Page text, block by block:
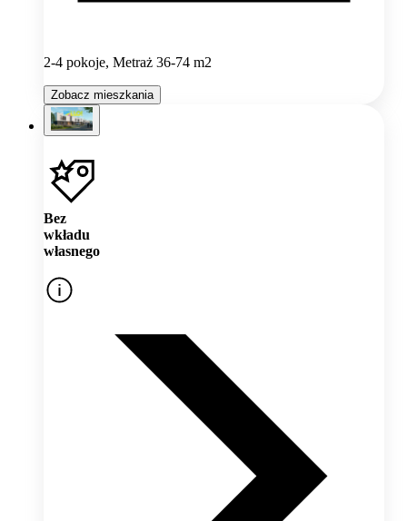
2-4 pokoje, Metraż 36-74 m2
Zobacz mieszkania
Bez
wkładu
własnego